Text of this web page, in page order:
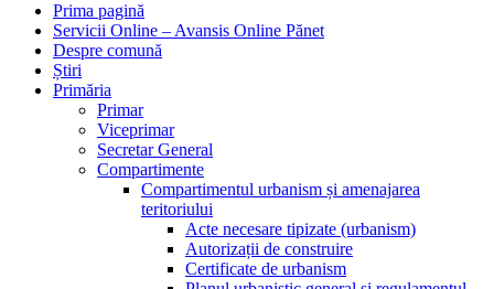
Prima pagină
Servicii Online – Avansis Online Pănet
Despre comună
Știri
Primăria
Primar
Viceprimar
Secretar General
Compartimente
Compartimentul urbanism și amenajarea
teritoriului
Acte necesare tipizate (urbanism)
Autorizații de construire
Certificate de urbanism